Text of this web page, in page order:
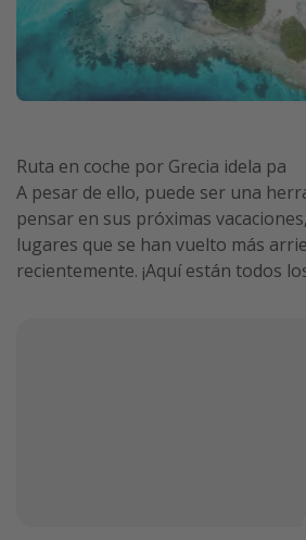
Ruta en coche por Grecia idela pa
A pesar de ello, puede ser una
pensar en sus próximas
lugares que se han vuelto más
recientemente. ¡Aquí están todos